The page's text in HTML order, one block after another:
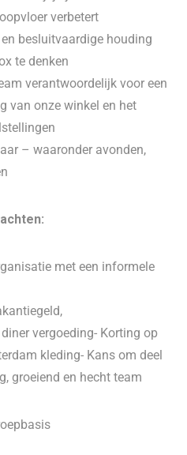
verbetert
besluitvaardige houding
te denken
verantwoordelijk voor een
van onze winkel en het
– waaronder avonden,
met een informele
vergoeding- Korting op
kleding- Kans om deel
groeiend en hecht team